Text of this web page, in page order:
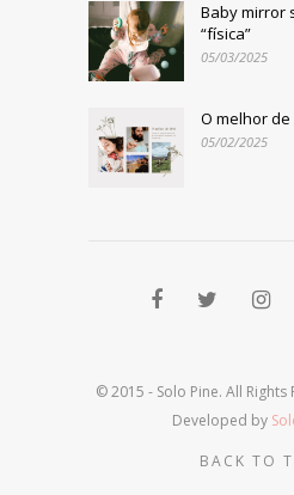
Baby mirror
“física”
05/03/2025
O melhor de
05/02/2025
© 2015 - Solo Pine. All
Developed by
BACK TO